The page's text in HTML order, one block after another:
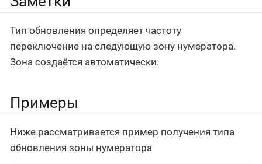
Тип обновления определяет частоту
переключение на следующую зону нумератора.
Зона создаётся автоматически.
Примеры
Ниже рассматривается пример получения типа
обновления зоны нумератора